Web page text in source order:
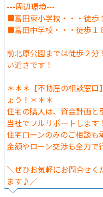
---周辺環境---
■富田東小学校・・・徒歩
■富田中学校・・・徒歩１
前北原公園までは徒歩２分
い近さです！
＊＊＊【不動産の相談窓
ょう！＊＊＊
住宅の購入は、資金計画と
当社でフルサポートします！
住宅ローンのみのご相談も
金額やローン交渉も全力で
＼ぜひお気軽にお問合せ
ます♪／